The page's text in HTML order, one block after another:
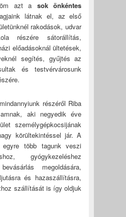
azt a sok önkéntes
látnak el, az első
rakodások, udvar
részére sátorállítás,
előadásoknál ültetések,
segítés, gyűjtés az
és testvérvárosunk
részéről Riba
aki negyedik éve
személygépkocsijának
körültekintéssel jár. A
egyre több tagunk veszi
gyógykezeléshez
megoldására,
és hazaszállításra,
szállítását is így oldjuk